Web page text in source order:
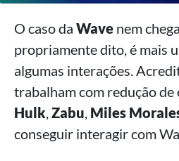
O caso da Wave nem
propriamente dito, é mais
algumas interações.
trabalham com redução de
Hulk,Zabu, Miles
conseguir interagir com